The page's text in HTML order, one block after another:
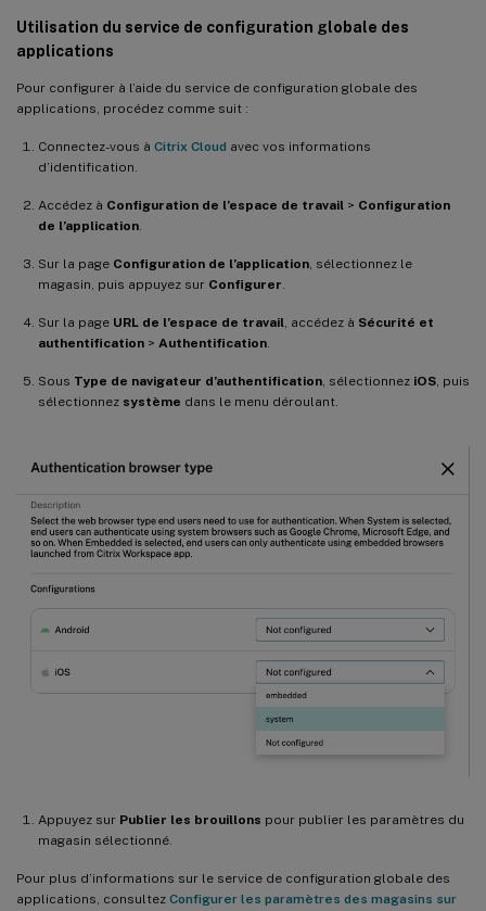
Utilisation du service de configuration globale des
applications
Pour configurer à l’aide du service de configuration globale des
applications, procédez comme suit :
Connectez-vous à Citrix Cloud avec vos informations
d’identification.
Accédez à Configuration de l’espace de travail > Configuration
de l’application.
Sur la page Configuration de l’application, sélectionnez le
magasin, puis appuyez sur Configurer.
Sur la page URL de l’espace de travail, accédez à Sécurité et
authentification > Authentification.
Sous Type de navigateur d’authentification, sélectionnez iOS, puis
sélectionnez système dans le menu déroulant.
Appuyez sur Publier les brouillons pour publier les paramètres du
magasin sélectionné.
Pour plus d’informations sur le service de configuration globale des
applications, consultez Configurer les paramètres des magasins sur